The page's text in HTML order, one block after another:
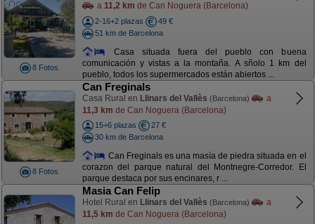
8 Fotos
a 11,2 km de Can Noguera (Barcelona)
2-16+2 plazas
49 €
51 km de Barcelona
Casa situada fuera del pueblo con buena
comunicación y vistas a la montaña. A sñolo 1 km del
pueblo, todos los supermercados están abiertos ...
8 Fotos
Can Freginals
Casa Rural en Llinars del Vallès (Barcelona)
a
11,3 km de Can Noguera (Barcelona)
15+6 plazas
27 €
30 km de Barcelona
Can Freginals es una masía de piedra situada en el
corazon del parque natural del Montnegre-Corredor. El
parque destaca por sus encinares, r ...
Masia Can Felip
Hotel Rural en Llinars del Vallès (Barcelona)
a
11,5 km de Can Noguera (Barcelona)